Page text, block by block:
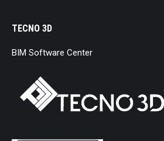
TECNO 3D
BIM Software Center